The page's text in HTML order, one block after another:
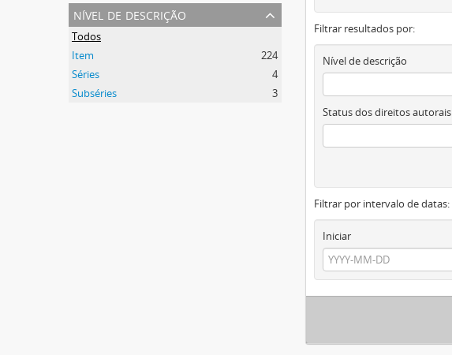
nível de descrição
Todos
Item
224
Séries
4
Subséries
3
Filtrar resultados por:
Nível de descrição
Status dos direitos autorais
Filtrar por intervalo de datas:
Iniciar